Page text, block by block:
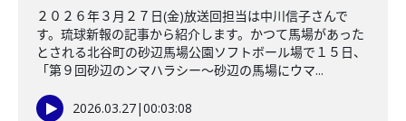
２０２６年３月２７日(金)放送回担当は中川信子さんで
す。琉球新報の記事から紹介します。かつて馬場があった
とされる北谷町の砂辺馬場公園ソフトボール場で１５日、
「第９回砂辺のンマハラシー～砂辺の馬場にウマ...
2026.03.27|00:03:08